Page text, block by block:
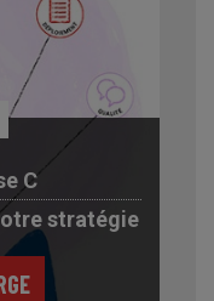
C
stratégie